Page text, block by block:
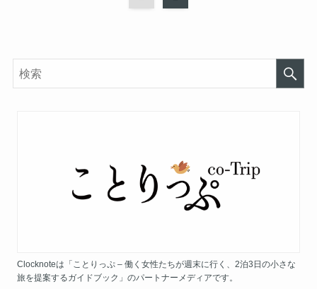
Clocknoteは「ことりっぷ – 働く女性たちが週末に行く、2泊3日の小さな
旅を提案するガイドブック」のパートナーメディアです。